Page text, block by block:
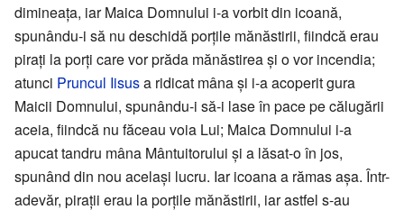
dimineața, iar Maica Domnului i-a vorbit din icoană,
spunându-i să nu deschidă porțile mănăstirii, fiindcă erau
pirați la porți care vor prăda mănăstirea și o vor incendia;
atunci Pruncul Iisusa ridicat mâna și i-a acoperit gura
Maicii Domnului, spunându-i să-i lase în pace pe călugării
aceia, fiindcă nu făceau voia Lui; Maica Domnului i-a
apucat tandru mâna Mântuitorului și a lăsat-o în jos,
spunând din nou același lucru. Iar icoana a rămas așa. Într-
adevăr, pirații erau la porțile mănăstirii, iar astfel s-au